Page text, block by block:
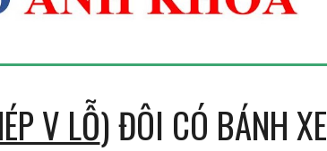
V LỖ) ĐÔI CÓ BÁNH XE